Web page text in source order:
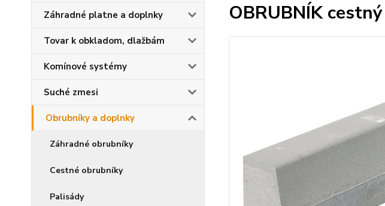
Záhradné platne a doplnky
Tovar k obkladom, dlažbám
Komínové systémy
Suché zmesi
Obrubníky a doplnky
Záhradné obrubníky
Cestné obrubníky
Palisády
OBRUBNÍK